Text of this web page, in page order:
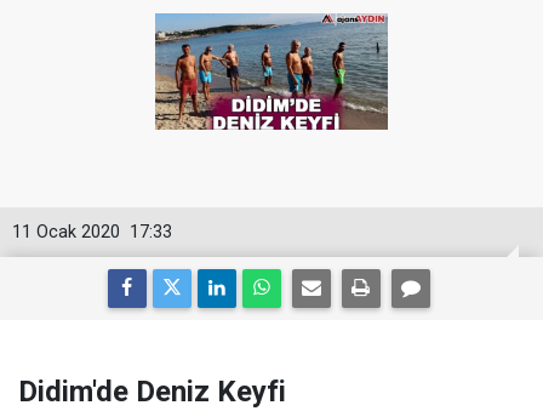
17:33
11 Ocak 2020
Didim'de Deniz Keyfi